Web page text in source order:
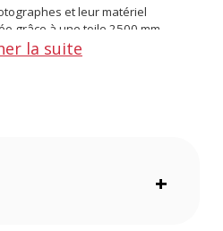
et leur matériel
grâce à une toile 2500 mm
une meilleure stabilité
la suite
+